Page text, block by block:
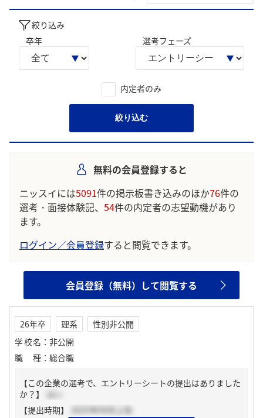
また、学生は主に「水産物の供給に貢献する志向を示してい
る点」、「顧客への食の提案力を磨きたいという意向の強
さ」について回答に含める傾向が多く見られました。
学生の声を就職活動の参考にしましょう。
※AIを使用し、過去3年間のユーザー投稿を要約しています。実際
のユーザの投稿は下記の一覧からご確認ください。
絞り込み
卒年
選考フェーズ
内定者のみ
絞り込む
無料の会員登録すると
ニッスイには5091件の掲示板書き込みのほか76件の
選考・面接体験記、 54件の内定者の志望動機があり
ます。
ログイン／会員登録すると閲覧できます。
会員登録（無料）して閲覧する
26年卒 理系
性別非公開
学校名 ： 非公開
職種 ： 総合職
【この企業の選考で、エントリーシートの提出はありました
か？】
はい
【提出時期】
2025年04月上旬